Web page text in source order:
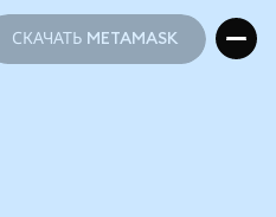
СКАЧАТЬ METAMASK